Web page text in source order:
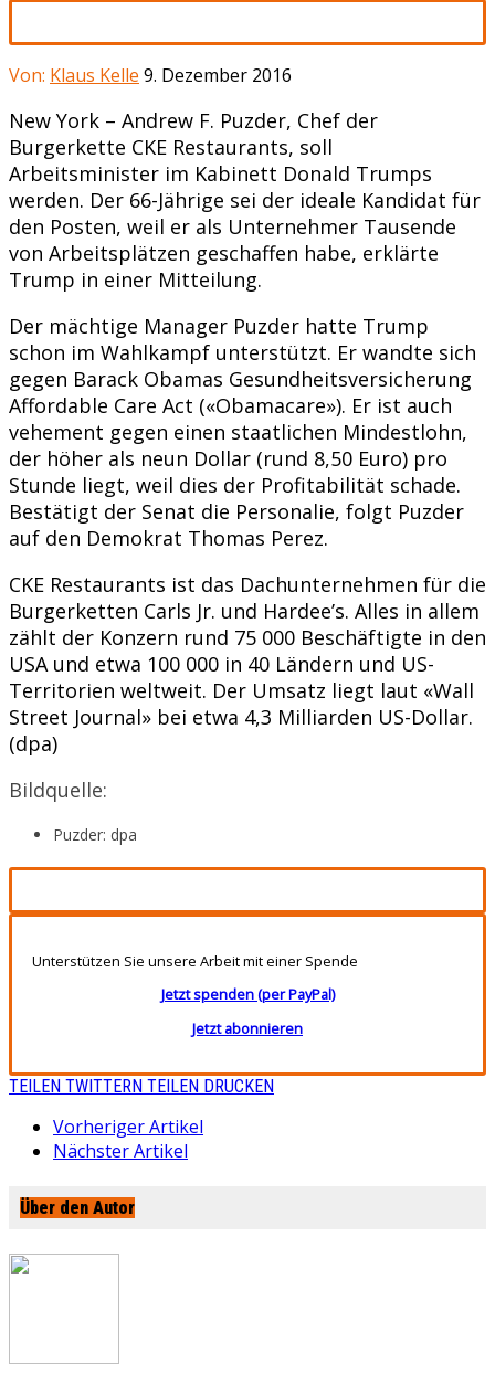
Von: Klaus Kelle 9. Dezember 2016
New York – Andrew F. Puzder, Chef der
Burgerkette CKE Restaurants, soll
Arbeitsminister im Kabinett Donald Trumps
werden. Der 66-Jährige sei der ideale Kandidat für
den Posten, weil er als Unternehmer Tausende
von Arbeitsplätzen geschaffen habe, erklärte
Trump in einer Mitteilung.
Der mächtige Manager Puzder hatte Trump
schon im Wahlkampf unterstützt. Er wandte sich
gegen Barack Obamas Gesundheitsversicherung
Affordable Care Act («Obamacare»). Er ist auch
vehement gegen einen staatlichen Mindestlohn,
der höher als neun Dollar (rund 8,50 Euro) pro
Stunde liegt, weil dies der Profitabilität schade.
Bestätigt der Senat die Personalie, folgt Puzder
auf den Demokrat Thomas Perez.
CKE Restaurants ist das Dachunternehmen für die
Burgerketten Carls Jr. und Hardee’s. Alles in allem
zählt der Konzern rund 75 000 Beschäftigte in den
USA und etwa 100 000 in 40 Ländern und US-
Territorien weltweit. Der Umsatz liegt laut «Wall
Street Journal» bei etwa 4,3 Milliarden US-Dollar.
(dpa)
Bildquelle:
Puzder: dpa
Unterstützen Sie unsere Arbeit mit einer Spende
Jetzt spenden (per PayPal)
Jetzt abonnieren
TEILEN TWITTERN TEILEN DRUCKEN
Vorheriger Artikel
Nächster Artikel
Über den Autor